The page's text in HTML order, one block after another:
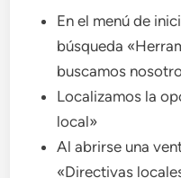
En el menú de
búsqueda
buscamos
Localizamos la
local»
Al abrirse una
«Directivas